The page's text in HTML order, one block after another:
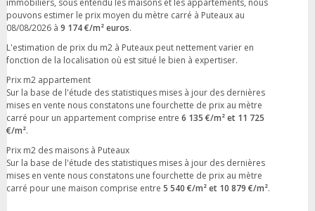
pouvons estimer le prix moyen du mètre carré à Puteaux au
08/08/2026 à 9 174 €/m² euros.
L'estimation de prix du m2 à Puteaux peut nettement varier en
fonction de la localisation où est situé le bien à expertiser.
Prix m2 appartement
Sur la base de l'étude des statistiques mises à jour des dernières
mises en vente nous constatons une fourchette de prix au mètre
carré pour un appartement comprise entre 6 135 €/m² et 11 725
€/m².
Prix m2 des maisons à Puteaux
Sur la base de l'étude des statistiques mises à jour des dernières
mises en vente nous constatons une fourchette de prix au mètre
carré pour une maison comprise entre 5 540 €/m² et 10 879 €/m².